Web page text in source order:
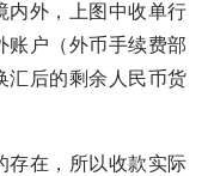
内外，上图中收单行
账户（外币手续费部
汇后的剩余人民币货
存在，所以收款实际